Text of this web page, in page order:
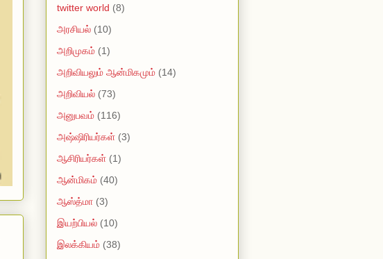
twitter world (8)
அரசியல் (10)
அறிமுகம் (1)
அறிவியலும் ஆன்மிகமும் (14)
அறிவியல் (73)
அனுபவம் (116)
அஷ்ஷிரியர்கள் (3)
ஆசிரியர்கள் (1)
ஆன்மிகம் (40)
ஆஸ்த்மா (3)
இயற்பியல் (10)
இலக்கியம் (38)